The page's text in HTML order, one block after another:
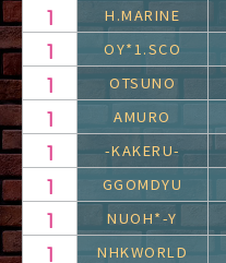
H.MARINE
OY*1.SCO
OTSUNO
AMURO
-KAKERU-
GGOMDYU
NUOH*-Y
NHKWORLD